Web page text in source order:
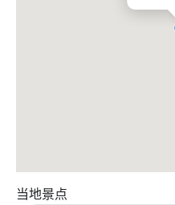
卡梅尔谷牧场将是左边的第二条车道。
当地景点